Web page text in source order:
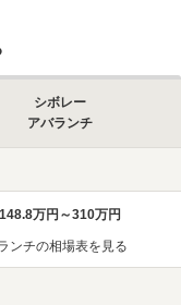
シボレー
アバランチ
148.8万円～310万円
ンチの相場表を見る